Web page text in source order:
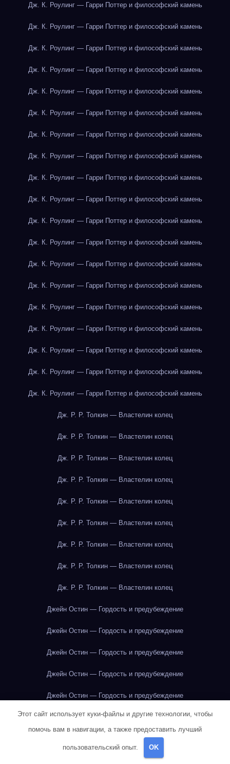
Дж. К. Роулинг — Гарри Поттер и философский камень
Дж. К. Роулинг — Гарри Поттер и философский камень
Дж. К. Роулинг — Гарри Поттер и философский камень
Дж. К. Роулинг — Гарри Поттер и философский камень
Дж. К. Роулинг — Гарри Поттер и философский камень
Дж. К. Роулинг — Гарри Поттер и философский камень
Дж. К. Роулинг — Гарри Поттер и философский камень
Дж. К. Роулинг — Гарри Поттер и философский камень
Дж. К. Роулинг — Гарри Поттер и философский камень
Дж. К. Роулинг — Гарри Поттер и философский камень
Дж. К. Роулинг — Гарри Поттер и философский камень
Дж. К. Роулинг — Гарри Поттер и философский камень
Дж. К. Роулинг — Гарри Поттер и философский камень
Дж. К. Роулинг — Гарри Поттер и философский камень
Дж. К. Роулинг — Гарри Поттер и философский камень
Дж. К. Роулинг — Гарри Поттер и философский камень
Дж. К. Роулинг — Гарри Поттер и философский камень
Дж. К. Роулинг — Гарри Поттер и философский камень
Дж. К. Роулинг — Гарри Поттер и философский камень
Дж. Р. Р. Толкин — Властелин колец
Дж. Р. Р. Толкин — Властелин колец
Дж. Р. Р. Толкин — Властелин колец
Дж. Р. Р. Толкин — Властелин колец
Дж. Р. Р. Толкин — Властелин колец
Дж. Р. Р. Толкин — Властелин колец
Дж. Р. Р. Толкин — Властелин колец
Дж. Р. Р. Толкин — Властелин колец
Дж. Р. Р. Толкин — Властелин колец
Джейн Остин — Гордость и предубеждение
Джейн Остин — Гордость и предубеждение
Джейн Остин — Гордость и предубеждение
Джейн Остин — Гордость и предубеждение
Джейн Остин — Гордость и предубеждение
Джейн Остин — Гордость и предубеждение
Джейн Остин — Гордость и предубеждение
Джейн Остин — Гордость и предубеждение
Этот сайт использует куки-файлы и другие технологии, чтобы
помочь вам в навигации, а также предоставить лучший
пользовательский опыт. OK